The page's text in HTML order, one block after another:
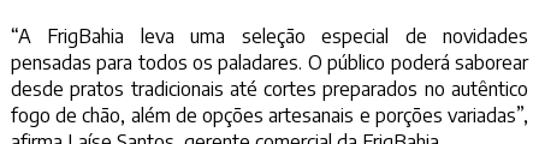
“A FrigBahia leva uma seleção especial de novidades
pensadas para todos os paladares. O público poderá saborear
desde pratos tradicionais até cortes preparados no autêntico
fogo de chão, além de opções artesanais e porções variadas”,